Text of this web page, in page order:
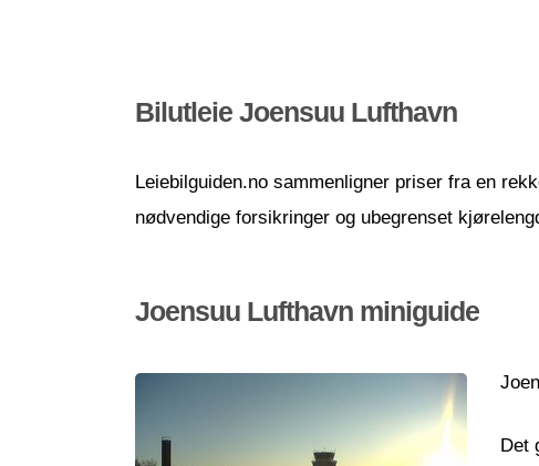
Bilutleie Joensuu Lufthavn
Leiebilguiden.no sammenligner priser fra en
nødvendige forsikringer og ubegrenset
Joensuu Lufthavn miniguide
Det